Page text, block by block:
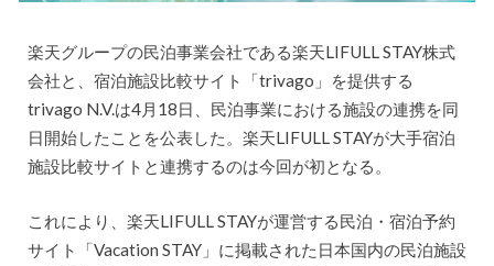
楽天グループの民泊事業会社である楽天LIFULL STAY株式
会社と、宿泊施設比較サイト「trivago」を提供する
trivago N.V.は4月18日、民泊事業における施設の連携を同
日開始したことを公表した。楽天LIFULL STAYが大手宿泊
施設比較サイトと連携するのは今回が初となる。
これにより、楽天LIFULL STAYが運営する民泊・宿泊予約
サイト「Vacation STAY」に掲載された日本国内の民泊施設